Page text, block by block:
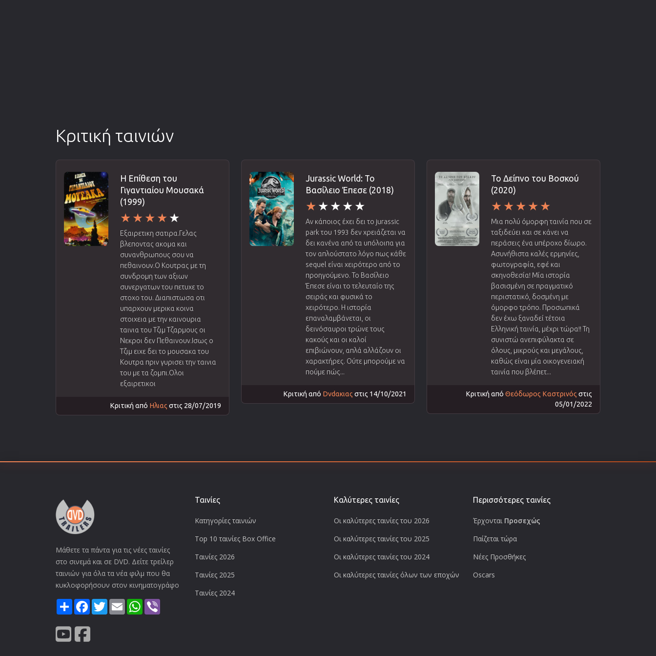
Κριτική ταινιών
Η Επίθεση του
Γιγαντιαίου Μουσακά
(1999)
Εξαιρετικη σατιρα.Γελας
βλεποντας ακομα και
συνανθρωπους σου να
πεθαινουν.Ο Κουτρας με τη
συνδρομη των αξιων
συνεργατων του πετυχε το
στοχο του. Διαπιστωσα οτι
υπαρχουν μερικα κοινα
στοιχεια με την καινουρια
ταινια του Τζιμ Τζαρμους οι
Νεκροι δεν Πεθαινουν.Ισως ο
Τζιμ ειχε δει το μουσακα του
Κουτρα πριν γυρισει την ταινια
του με τα ζομπι.Ολοι
εξαιρετικοι
Κριτική από Ηλιας στις 28/07/2019
Jurassic World: Το
Βασίλειο Έπεσε (2018)
Αν κάποιος έχει δει το jurassic
park του 1993 δεν χρειάζεται να
δει κανένα από τα υπόλοιπα για
τον απλούστατο λόγο πως κάθε
sequel είναι χειρότερο από το
προηγούμενο. Το Βασίλειο
Έπεσε είναι το τελευταίο της
σειράς και φυσικά το
χειρότερο. Η ιστορία
επαναλαμβάνεται, οι
δεινόσαυροι τρώνε τους
κακούς και οι καλοί
επιβιώνουν, απλά αλλάζουν οι
χαρακτήρες. Ούτε μπορούμε να
πούμε πώς...
Κριτική από Dvdακιας στις 14/10/2021
Το Δείπνο του Βοσκού
(2020)
Μια πολύ όμορφη ταινία που σε
ταξιδεύει και σε κάνει να
περάσεις ένα υπέροχο δίωρο.
Ασυνήθιστα καλές ερμηνίες,
φωτογραφία, εφέ και
σκηνοθεσία! Μία ιστορία
βασισμένη σε πραγματικό
περιστατικό, δοσμένη με
όμορφο τρόπο. Προσωπικά
δεν έχω ξαναδεί τέτοια
Ελληνική ταινία, μέχρι τώρα!! Τη
συνιστώ ανεπιφύλακτα σε
όλους, μικρούς και μεγάλους,
καθώς είναι μία οικογενειακή
ταινία που βλέπετ...
Κριτική από Θεόδωρος Καστρινός στις
05/01/2022
Μάθετε τα πάντα για τις νέες ταινίες
στο σινεμά και σε DVD. Δείτε τρείλερ
ταινιών για όλα τα νέα φιλμ που θα
κυκλοφορήσουν στον κινηματογράφο
ShareFacebook
TwitterEmail WhatsApp
Ταινίες
Κατηγορίες ταινιών
Top 10 ταινίες Box Office
Ταινίες 2026
Ταινίες 2025
Ταινίες 2024
Καλύτερες ταινίες
Οι καλύτερες ταινίες του 2026
Οι καλύτερες ταινίες του 2025
Οι καλύτερες ταινίες του 2024
Οι καλύτερες ταινίες όλων των εποχών
Περισσότερες ταινίες
Έρχονται Προσεχώς
Παίζεται τώρα
Νέες Προσθήκες
Oscars